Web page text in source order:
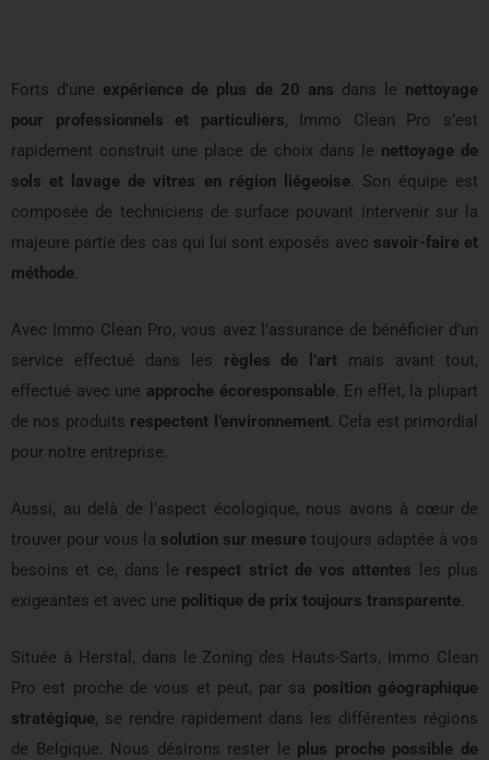
Forts d’une expérience de plus de 20 ans dans le nettoyage
pour professionnels et particuliers, Immo Clean Pro s’est
rapidement construit une place de choix dans le nettoyage de
sols et lavage de vitres en région liégeoise. Son équipe est
composée de techniciens de surface pouvant intervenir sur la
majeure partie des cas qui lui sont exposés avec savoir-faire et
méthode
Avec Immo Clean Pro, vous avez l’assurance de bénéficier d’un
service effectué dans les règles de l’art mais avant tout,
effectué avec une approche écoresponsable. En effet, la plupart
de nos produits respectent l’environnement. Cela est primordial
pour notre entreprise.
Aussi, au delà de l’aspect écologique, nous avons à cœur de
trouver pour vous la solution sur mesure toujours adaptée à vos
besoins et ce, dans le respect strict de vos attentes les plus
exigeantes et avec une politique de prix toujours transparente
Située à Herstal, dans le Zoning des Hauts-Sarts, Immo Clean
Pro est proche de vous et peut, par sa position géographique
stratégique, se rendre rapidement dans les différentes régions
de Belgique. Nous désirons rester le plus proche possible de